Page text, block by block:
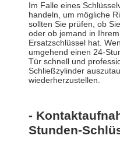
Im Falle eines
handeln, um mögliche
sollten Sie prüfen, ob
oder ob jemand in
Ersatzschlüssel hat.
umgehend einen 24-
Tür schnell und
Schließzylinder
wiederherzustellen.
-
Stunden-